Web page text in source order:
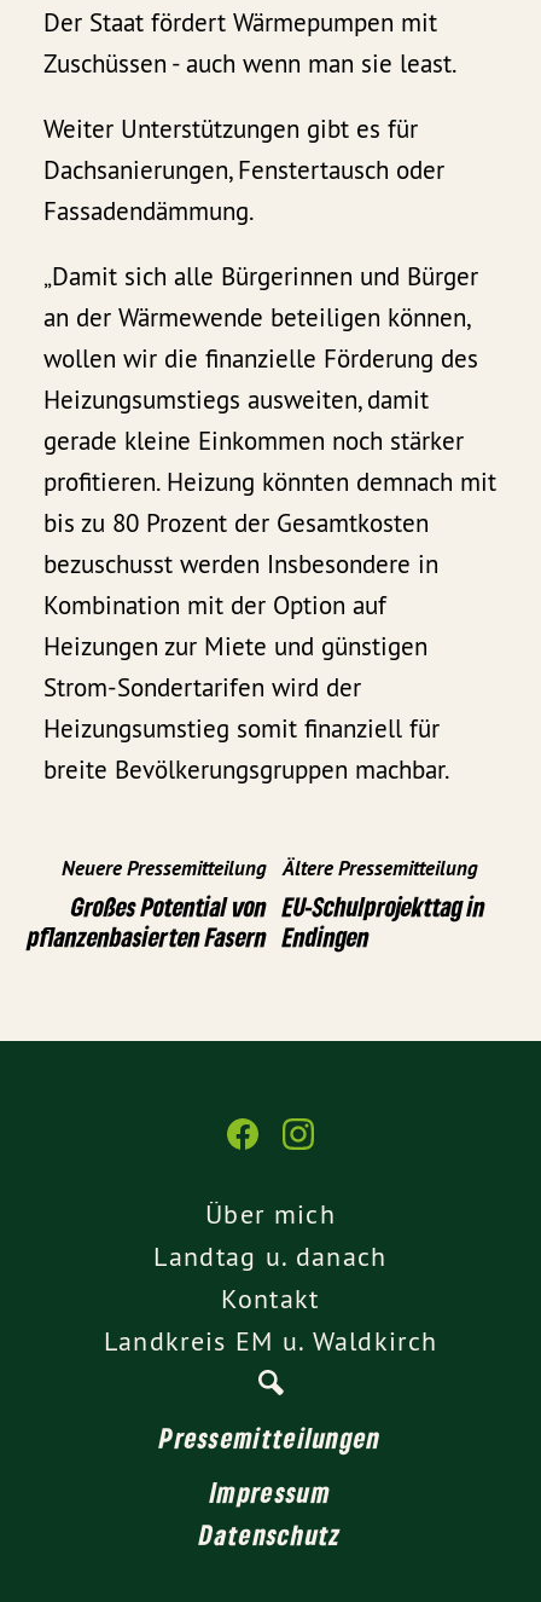
Der Staat fördert Wärmepumpen mit
Zuschüssen - auch wenn man sie least.
Weiter Unterstützungen gibt es für
Dachsanierungen, Fenstertausch oder
Fassadendämmung.
„Damit sich alle Bürgerinnen und Bürger
an der Wärmewende beteiligen können,
wollen wir die finanzielle Förderung des
Heizungsumstiegs ausweiten, damit
gerade kleine Einkommen noch stärker
profitieren. Heizung könnten demnach mit
bis zu 80 Prozent der Gesamtkosten
bezuschusst werden Insbesondere in
Kombination mit der Option auf
Heizungen zur Miete und günstigen
Strom-Sondertarifen wird der
Heizungsumstieg somit finanziell für
breite Bevölkerungsgruppen machbar.
Neuere Pressemitteilung
Großes Potential von
pflanzenbasierten Fasern
Ältere Pressemitteilung
EU-Schulprojekttag in
Endingen
Über mich
Landtag u. danach
Kontakt
Landkreis EM u. Waldkirch
Pressemitteilungen
Impressum
Datenschutz